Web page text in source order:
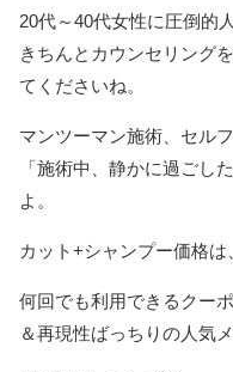
20代～40代女性に圧倒的
きちんとカウンセリング
てくださいね。
マンツーマン施術、セル
「施術中、静かに過ごし
よ。
カット+シャンプー価格は
何回でも利用できるクー
＆再現性ばっちりの人気メ